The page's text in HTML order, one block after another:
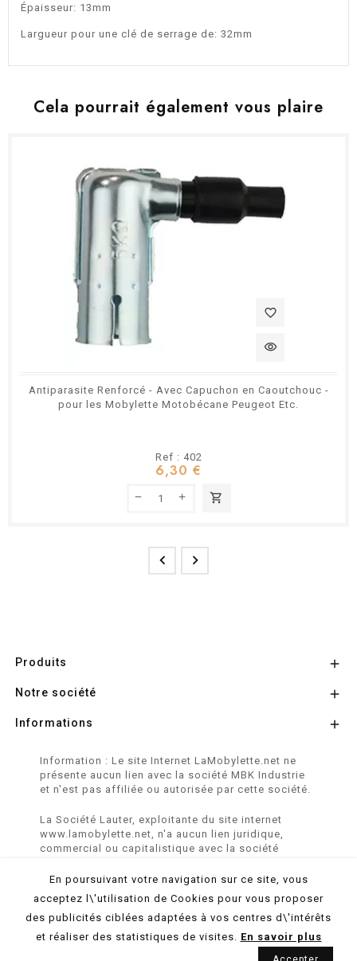
Épaisseur: 13mm
Largueur pour une clé de serrage de: 32mm
Cela pourrait également vous plaire
favorite_border
visibility
Antiparasite Renforcé - Avec Capuchon en Caoutchouc -
pour les Mobylette Motobécane Peugeot Etc.
Ref : 402
6,30 €
shopping_cart
 
Produits 
Notre société 
Informations 
Information : Le site Internet LaMobylette.net ne
présente aucun lien avec la société MBK Industrie
et n'est pas affiliée ou autorisée par cette société.
La Société Lauter, exploitante du site internet
www.lamobylette.net, n'a aucun lien juridique,
commercial ou capitalistique avec la société
marques SOLEX, VELOSOLEX, SOLEXINE et E-
© 2026 LaMobylette.Net - Réalisation : ProduNet Informatique
En poursuivant votre navigation sur ce site, vous
acceptez l\'utilisation de Cookies pour vous proposer
des publicités ciblées adaptées à vos centres d\'intérêts
et réaliser des statistiques de visites. En savoir plus